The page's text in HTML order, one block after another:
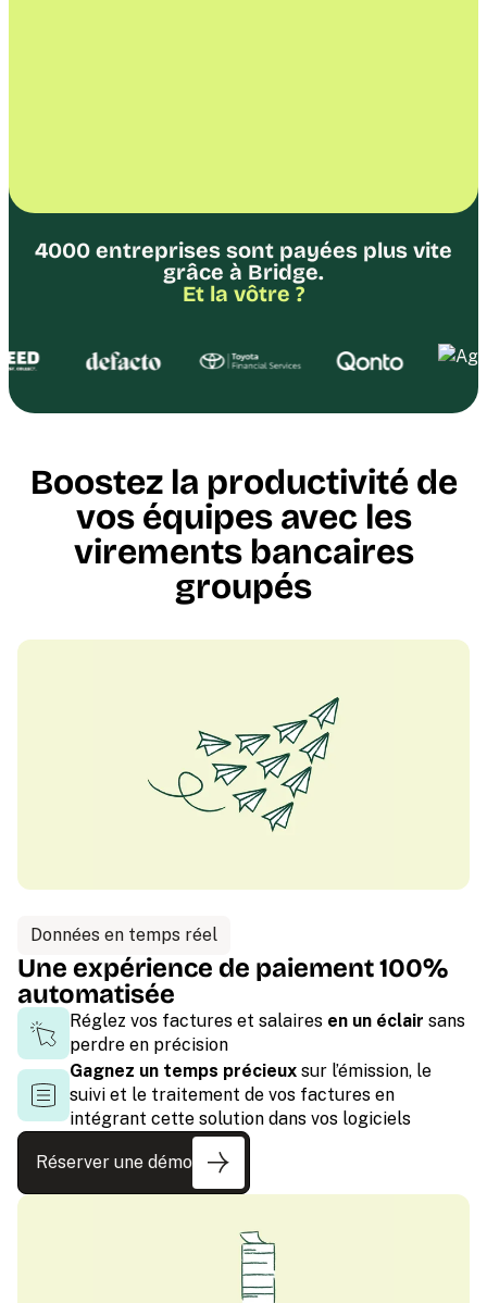
4000 entreprises sont payées plus vite
grâce à Bridge.
Et la vôtre ?
Boostez la productivité de
vos équipes avec les
virements bancaires
groupés
Données en temps réel
Une expérience de paiement 100%
automatisée
Réglez vos factures et salaires en un éclair sans
perdre en précision
Gagnez un temps précieux sur l’émission, le
suivi et le traitement de vos factures en
intégrant cette solution dans vos logiciels
Réserver une démo